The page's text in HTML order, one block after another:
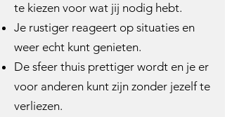
te kiezen voor wat jij nodig hebt.
Je rustiger reageert op situaties en
weer echt kunt genieten.
De sfeer thuis prettiger wordt en je er
voor anderen kunt zijn zonder jezelf te
verliezen.